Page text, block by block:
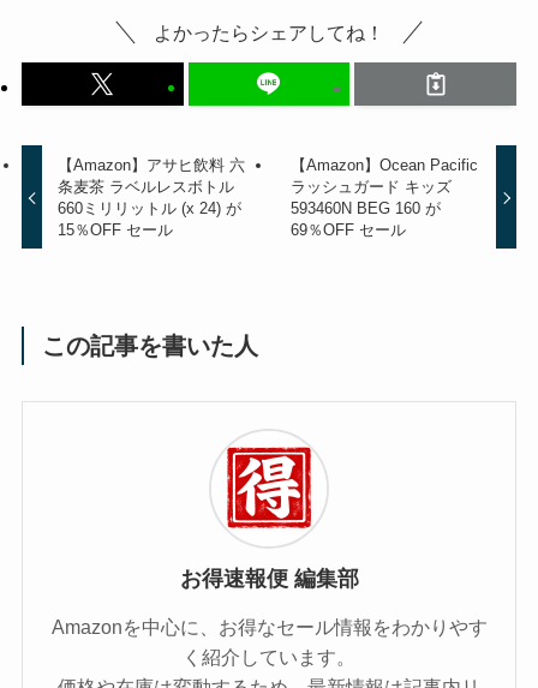
よかったらシェアしてね！
【Amazon】アサヒ飲料 六
条麦茶 ラベルレスボトル
660ミリリットル (x 24) が
15％OFF セール
【Amazon】Ocean Pacific
ラッシュガード キッズ
593460N BEG 160 が
69％OFF セール
この記事を書いた人
お得速報便 編集部
Amazonを中心に、お得なセール情報をわかりやす
く紹介しています。